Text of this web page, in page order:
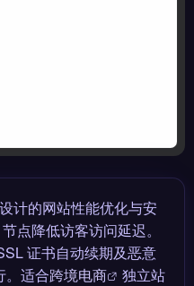
计的网站性能优化与安
点降低访客访问延迟。
证书自动续期及恶意
。适合跨境电商
独立站